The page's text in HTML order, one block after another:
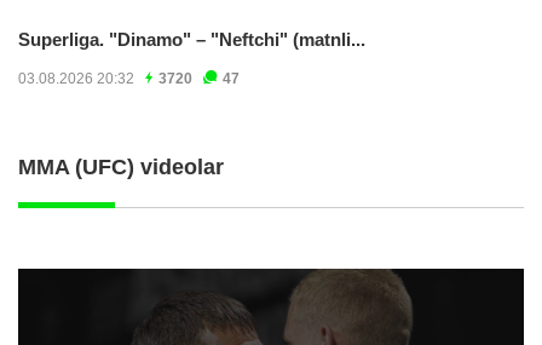
Superliga. "Dinamo" – "Neftchi" (matnli...
03.08.2026 20:32 3720 47
MMA (UFC) videolar